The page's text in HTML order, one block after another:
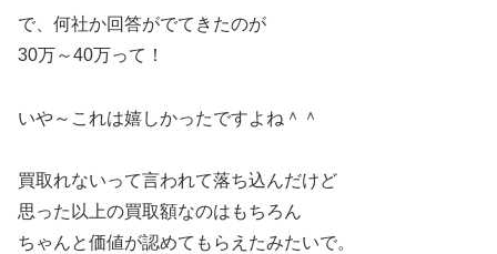
で、何社か回答がでてきたのが
30万～40万って！
いや～これは嬉しかったですよね＾＾
買取れないって言われて落ち込んだけど
思った以上の買取額なのはもちろん
ちゃんと価値が認めてもらえたみたいで。